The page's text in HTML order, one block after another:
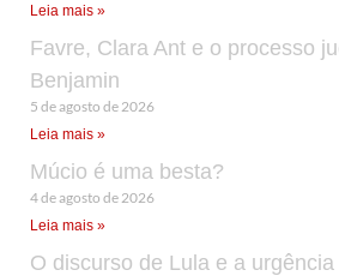
Leia mais »
Favre, Clara Ant e o processo
Benjamin
5 de agosto de 2026
Leia mais »
Múcio é uma besta?
4 de agosto de 2026
Leia mais »
O discurso de Lula e a